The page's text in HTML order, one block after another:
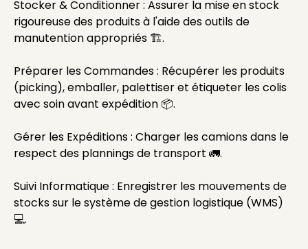
Stocker & Conditionner : Assurer la mise en stock
rigoureuse des produits à l'aide des outils de
manutention appropriés 🏗️.
Préparer les Commandes : Récupérer les produits
(picking), emballer, palettiser et étiqueter les colis
avec soin avant expédition 📦.
Gérer les Expéditions : Charger les camions dans le
respect des plannings de transport 🚛.
Suivi Informatique : Enregistrer les mouvements de
stocks sur le système de gestion logistique (WMS)
💻.